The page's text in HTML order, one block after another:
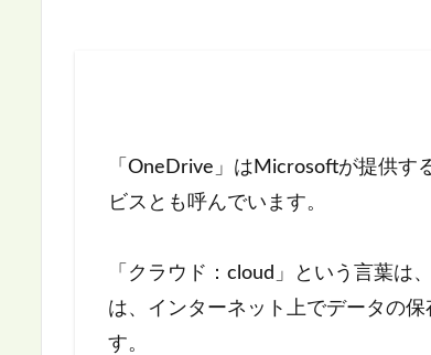
「OneDrive」はMicrosoftが提供す
ビスとも呼んでいます。
「クラウド：cloud」という言葉は
は、インターネット上でデータの
す。